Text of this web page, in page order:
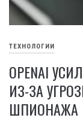
ТЕХНОЛОГИИ
OPENAI
ИЗ-ЗА
ШПИОНАЖА